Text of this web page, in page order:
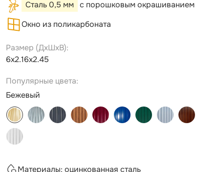
Сталь 0,5 мм
с порошковым окрашиванием
Окно из поликарбоната
Размер (ДxШxВ):
6х2.16х2.45
Популярные цвета:
Бежевый
Материалы: оцинкованная сталь